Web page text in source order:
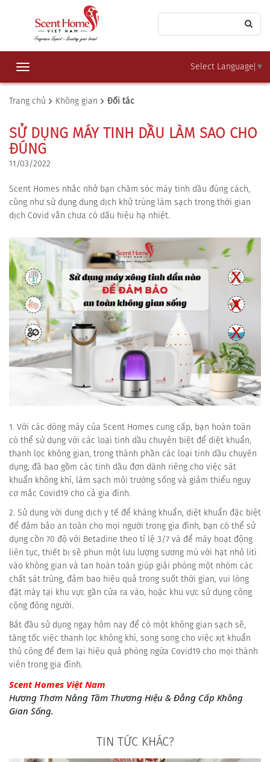
Select Language ▼
Toggle
navigation
Trang chủ Không gian Đối tác
SỬ DỤNG MÁY TINH DẦU LÀM SAO CHO
ĐÚNG
11/03/2022
Scent Homes nhắc nhở bạn chăm sóc máy tinh dầu đúng cách,
cũng như sử dụng dung dịch khử trùng làm sạch trong thời gian
dịch Covid vẫn chưa có dấu hiệu hạ nhiệt.
1. Với các dòng máy của Scent Homes cung cấp, bạn hoàn toàn
có thể sử dụng với các loại tinh dầu chuyên biệt để diệt khuẩn,
thanh lọc không gian, trong thành phần các loại tinh dầu chuyên
dụng, đã bao gồm các tinh dầu đơn dành riêng cho việc sát
khuẩn không khí, làm sạch môi trường sống và giảm thiểu nguy
cơ mắc Covid19 cho cả gia đình.
2. Sử dụng với dung dịch y tế để kháng khuẩn, diệt khuẩn đặc biệt
để đảm bảo an toàn cho mọi người trong gia đình, bạn có thể sử
dụng cồn 70 độ với Betadine theo tỉ lệ 3/7 và để máy hoạt động
liên tục, thiết bị sẽ phun một lưu lượng sương mù với hạt nhỏ liti
vào không gian và tan hoàn toàn giúp giải phóng một nhóm các
chất sát trùng, đảm bao hiệu quả trong suốt thời gian, vui lòng
đặt máy tại khu vực gần cửa ra vào, hoặc khu vực sử dụng công
cộng đông người.
Bắt đầu sử dụng ngay hôm nay để có một không gian sạch sẽ,
tăng tốc việc thanh lọc không khí, song song cho việc xịt khuẩn
thủ công để đem lại hiệu quả phòng ngừa Covid19 cho mọi thành
viên trong gia đình.
Scent Homes Việt Nam
Hương Thơm Nâng Tầm Thương Hiệu & Đẳng Cấp Không
Gian Sống.
TIN TỨC KHÁC?